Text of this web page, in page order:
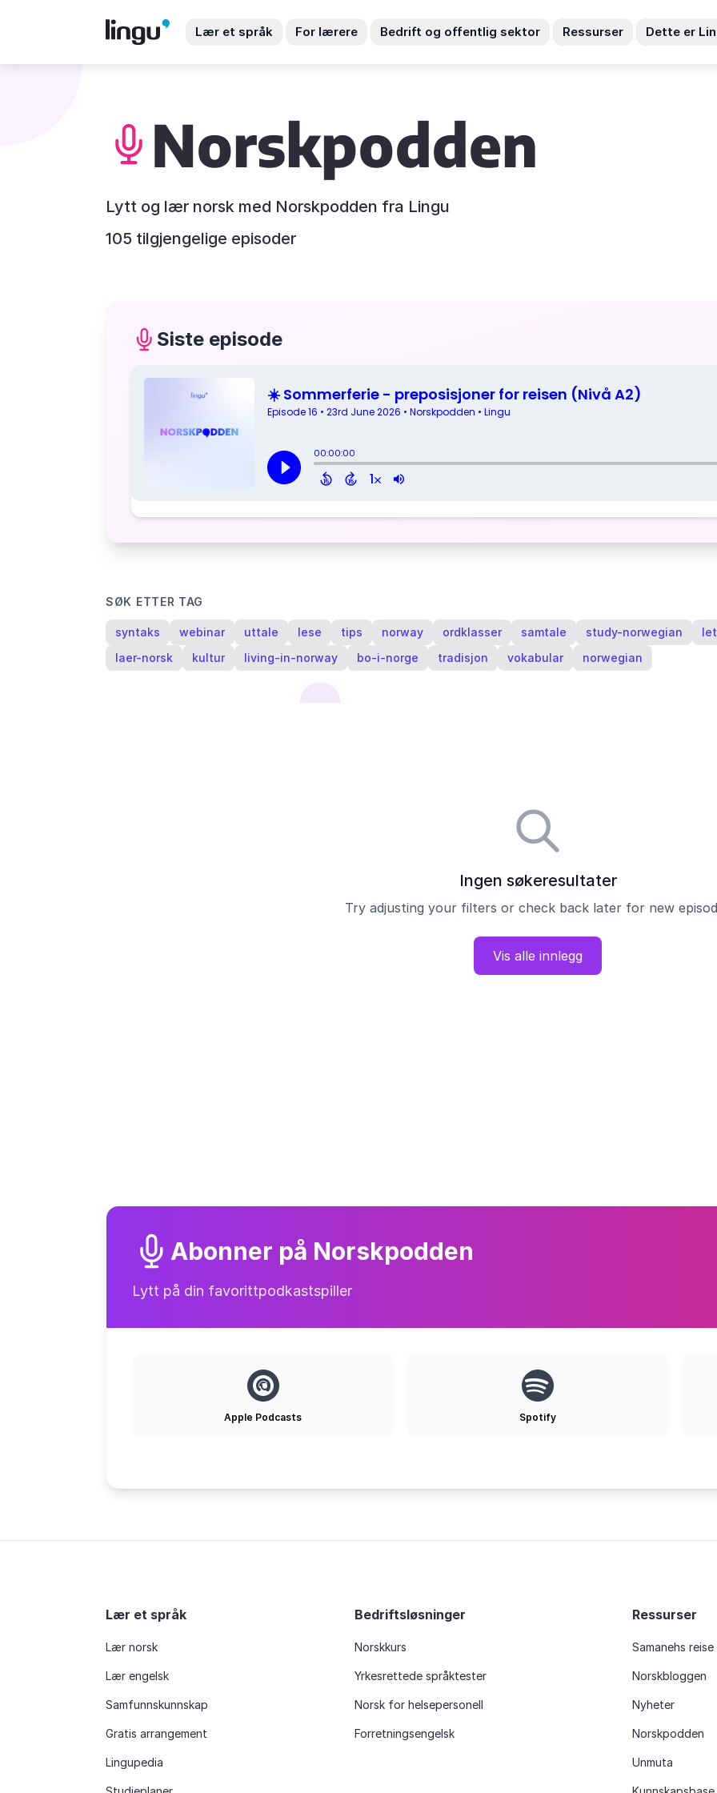
Lær et språk For lærere Bedrift og offentlig sektor Ressurser Dette er
Norskpodden
Lytt og lær norsk med Norskpodden fra Lingu
105 tilgjengelige episoder
Siste episode
SØK ETTER TAG
syntaks webinar uttale lese tips norway ordklasser samtale study-norwegian
laer-norsk
kultur living-in-norway bo-i-norge tradisjon vokabular norwegian
Ingen søkeresultater
Try adjusting your filters or check back later for new
Vis alle innlegg
Abonner på Norskpodden
Lytt på din favorittpodkastspiller
Apple Podcasts Spotify
Lær et språk
Lær norsk
Lær engelsk
Samfunnskunnskap
Gratis arrangement
Lingupedia
Bedriftsløsninger
Norskkurs
Yrkesrettede språktester
Norsk for helsepersonell
Forretningsengelsk
Ressurser
Samanehs reise
Norskbloggen
Nyheter
Norskpodden
Unmuta